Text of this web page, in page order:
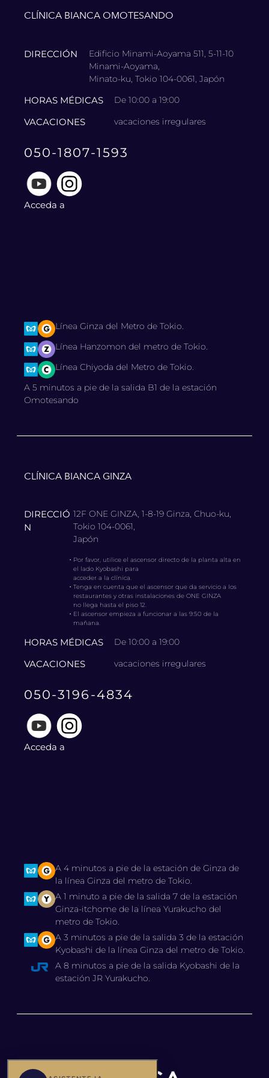
CLÍNICA BIANCA OMOTESANDO
DIRECCIÓN
Edificio Minami-Aoyama 511, 5-11-10
Minami-Aoyama,
Minato-ku, Tokio 104-0061, Japón
HORAS MÉDICAS De 10:00 a 19:00
VACACIONES vacaciones irregulares
050-1807-1593
Acceda a
Línea Ginza del Metro de Tokio.
Línea Hanzomon del metro de Tokio.
Línea Chiyoda del Metro de Tokio.
A 5 minutos a pie de la salida B1 de la estación
Omotesando
CLÍNICA BIANCA GINZA
DIRECCIÓ
N
12F ONE GINZA, 1-8-19 Ginza, Chuo-ku,
Tokio 104-0061,
Japón
・ Por favor, utilice el ascensor directo de la planta alta en
el lado Kyobashi para
acceder a la clínica.
・Tenga en cuenta que el ascensor que da servicio a los
restaurantes y otras instalaciones de ONE GINZA
no llega hasta el piso 12.
・ El ascensor empieza a funcionar a las 9:50 de la
mañana.
HORAS MÉDICAS De 10:00 a 19:00
VACACIONES vacaciones irregulares
050-3196-4834
Acceda a
A 4 minutos a pie de la estación de Ginza de
la línea Ginza del metro de Tokio.
A 1 minuto a pie de la salida 7 de la estación
Ginza-itchome de la línea Yurakucho del
metro de Tokio.
A 3 minutos a pie de la salida 3 de la estación
Kyobashi de la línea Ginza del metro de Tokio.
A 8 minutos a pie de la salida Kyobashi de la
estación JR Yurakucho.